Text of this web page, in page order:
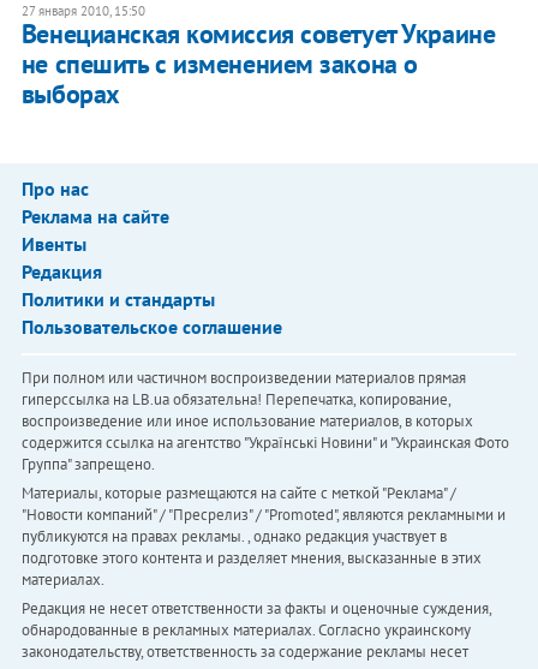
27 января 2010, 15:50
Венецианская комиссия советует Украине
не спешить с изменением закона о
выборах
Про нас
Реклама на сайте
Ивенты
Редакция
Политики и стандарты
Пользовательское соглашение
При полном или частичном воспроизведении материалов прямая
гиперссылка на LB.ua обязательна! Перепечатка, копирование,
воспроизведение или иное использование материалов, в которых
содержится ссылка на агентство "Українськi Новини" и "Украинская Фото
Группа" запрещено.
Материалы, которые размещаются на сайте с меткой "Реклама" /
"Новости компаний" / "Пресрелиз" / "Promoted", являются рекламными и
публикуются на правах рекламы. , однако редакция участвует в
подготовке этого контента и разделяет мнения, высказанные в этих
материалах.
Редакция не несет ответственности за факты и оценочные суждения,
обнародованные в рекламных материалах. Согласно украинскому
законодательству, ответственность за содержание рекламы несет